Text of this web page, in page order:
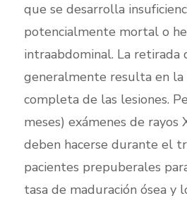
que se desarrolla
potencialmente mortal o
intraabdominal. La retirada
generalmente resulta en la
completa de las lesiones.
meses) exámenes de rayos
deben hacerse durante el
pacientes prepuberales
tasa de maduración ósea y